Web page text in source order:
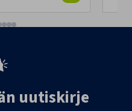
uutiskirje